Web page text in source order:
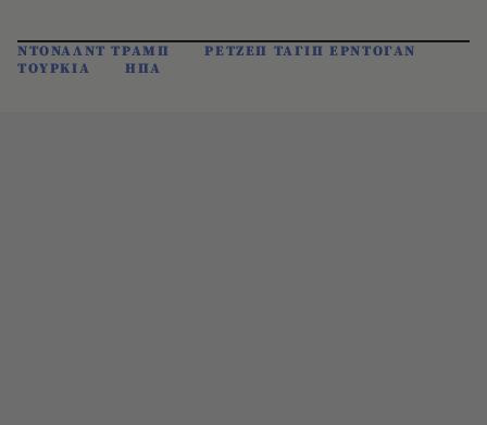
ΝΤΟΝΑΛΝΤ ΤΡΑΜΠ
ΡΕΤΖΕΠ ΤΑΓΙΠ ΕΡΝΤΟΓΑΝ
ΤΟΥΡΚΙΑ
ΗΠΑ